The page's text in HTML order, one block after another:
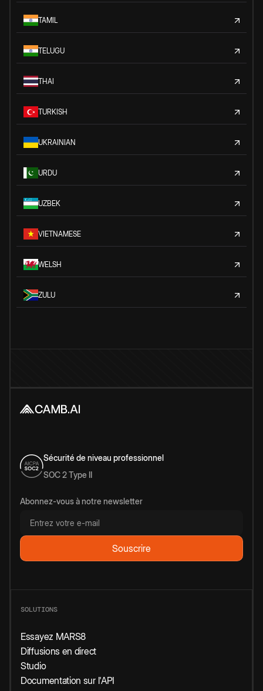
TAMIL
TELUGU
THAI
TURKISH
UKRAINIAN
URDU
UZBEK
VIETNAMESE
WELSH
ZULU
Sécurité de niveau professionnel
SOC 2 Type II
Abonnez-vous à notre newsletter
SOLUTIONS
Essayez MARS8
Diffusions en direct
Studio
Documentation sur l'API